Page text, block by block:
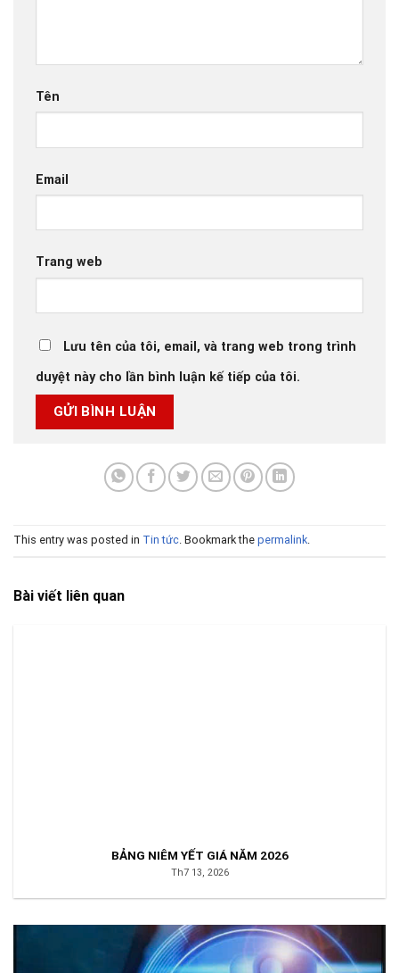
Tên
Email
Trang web
Lưu tên của tôi, email, và trang web trong trình
duyệt này cho lần bình luận kế tiếp của tôi.
This entry was posted in Tin tức. Bookmark the permalink.
Bài viết liên quan
BẢNG NIÊM YẾT GIÁ NĂM 2026
Th7 13, 2026